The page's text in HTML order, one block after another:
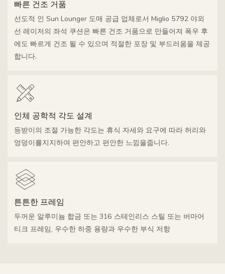
빠른 건조 거품
선도적 인 Sun Lounger 도매 공급 업체로서 Miglio 5792 야외
선 레이저의 좌석 쿠션은 빠른 건조 거품으로 만들어져 폭우 후
에도 빠르게 건조 될 수 있으며 적절한 포장 및 부드러움을 제공
합니다.
인체 공학적 각도 설계
등받이의 조절 가능한 각도는 휴식 자세와 요구에 따라 허리와
엉덩이를지지하여 편안하고 편안한 느낌을줍니다.
튼튼한 프레임
두꺼운 알루미늄 합금 또는 316 스테인리스 스틸 또는 버마어
티크 프레임, 우수한 하중 용량과 우수한 부식 저항